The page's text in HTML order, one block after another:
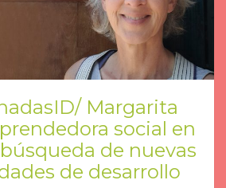
Margarita
social en
de nuevas
de desarrollo